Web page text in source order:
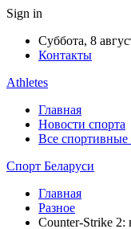
Sign in
Суббота, 8
Контакты
Athletes
Главная
Новости спорта
Все спортивные
Спорт Беларуси
Главная
Разное
Counter-Strike 2: